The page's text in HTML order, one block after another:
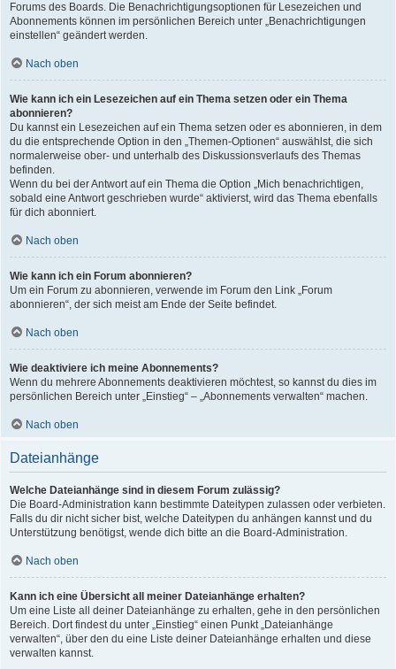
Forums des Boards. Die Benachrichtigungsoptionen für Lesezeichen und
Abonnements können im persönlichen Bereich unter „Benachrichtigungen
einstellen“ geändert werden.
Nach oben
Wie kann ich ein Lesezeichen auf ein Thema setzen oder ein Thema
abonnieren?
Du kannst ein Lesezeichen auf ein Thema setzen oder es abonnieren, in dem
du die entsprechende Option in den „Themen-Optionen“ auswählst, die sich
normalerweise ober- und unterhalb des Diskussionsverlaufs des Themas
befinden.
Wenn du bei der Antwort auf ein Thema die Option „Mich benachrichtigen,
sobald eine Antwort geschrieben wurde“ aktivierst, wird das Thema ebenfalls
für dich abonniert.
Nach oben
Wie kann ich ein Forum abonnieren?
Um ein Forum zu abonnieren, verwende im Forum den Link „Forum
abonnieren“, der sich meist am Ende der Seite befindet.
Nach oben
Wie deaktiviere ich meine Abonnements?
Wenn du mehrere Abonnements deaktivieren möchtest, so kannst du dies im
persönlichen Bereich unter „Einstieg“ – „Abonnements verwalten“ machen.
Nach oben
Dateianhänge
Welche Dateianhänge sind in diesem Forum zulässig?
Die Board-Administration kann bestimmte Dateitypen zulassen oder verbieten.
Falls du dir nicht sicher bist, welche Dateitypen du anhängen kannst und du
Unterstützung benötigst, wende dich bitte an die Board-Administration.
Nach oben
Kann ich eine Übersicht all meiner Dateianhänge erhalten?
Um eine Liste all deiner Dateianhänge zu erhalten, gehe in den persönlichen
Bereich. Dort findest du unter „Einstieg“ einen Punkt „Dateianhänge
verwalten“, über den du eine Liste deiner Dateianhänge erhalten und diese
verwalten kannst.